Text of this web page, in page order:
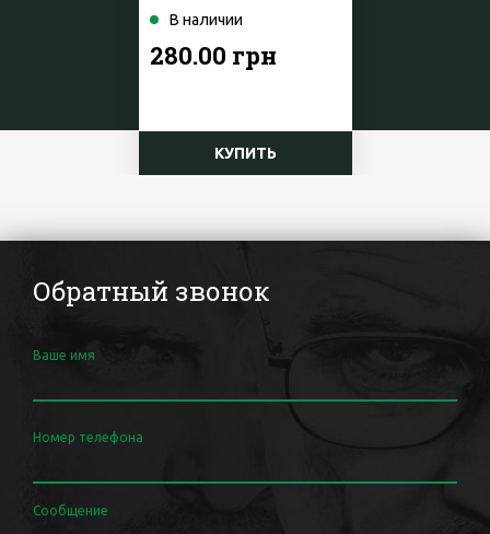
В наличии
280.00 грн
КУПИТЬ
Обратный звонок
Ваше имя
Номер телефона
Сообщение